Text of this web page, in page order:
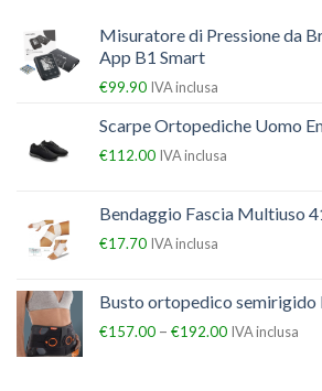
Misuratore di Pressione da
App B1 Smart
€99.90 IVA inclusa
Scarpe Ortopediche Uomo
€112.00 IVA inclusa
Bendaggio Fascia Multiuso
€17.70 IVA inclusa
Busto ortopedico semirigido
€157.00 – €192.00 IVA inclusa